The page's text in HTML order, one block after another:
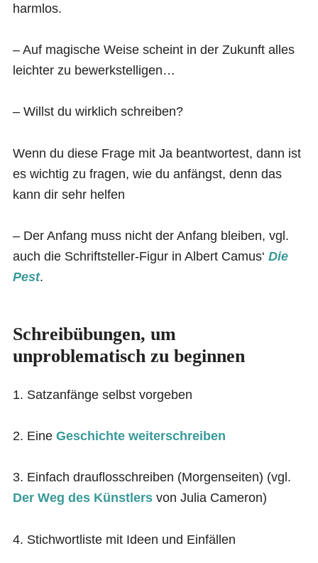
harmlos.
– Auf magische Weise scheint in der Zukunft alles
leichter zu bewerkstelligen…
– Willst du wirklich schreiben?
Wenn du diese Frage mit Ja beantwortest, dann ist
es wichtig zu fragen, wie du anfängst, denn das
kann dir sehr helfen
– Der Anfang muss nicht der Anfang bleiben, vgl.
auch die Schriftsteller-Figur in Albert Camus‘ Die
Pest.
Schreibübungen, um
unproblematisch zu beginnen
1. Satzanfänge selbst vorgeben
2. Eine Geschichte weiterschreiben
3. Einfach drauflosschreiben (Morgenseiten) (vgl.
Der Weg des Künstlers von Julia Cameron)
4. Stichwortliste mit Ideen und Einfällen